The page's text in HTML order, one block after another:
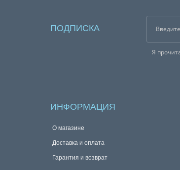
ПОДПИСКА
Я
ИНФОРМАЦИЯ
О магазине
Доставка и оплата
Гарантия и возврат